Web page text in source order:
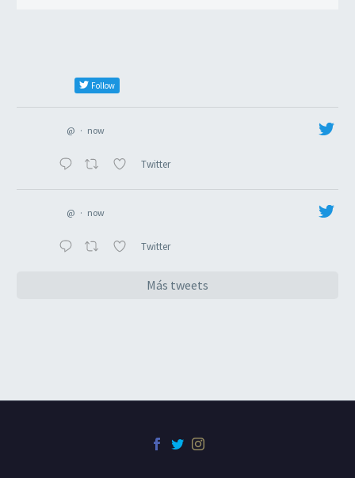
Follow
@ · now
Twitter
@ · now
Twitter
Más tweets